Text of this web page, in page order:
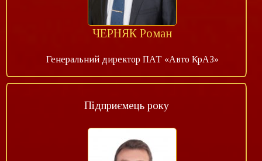
ЧЕРНЯК Роман
Генеральний директор ПАТ «Авто КрАЗ»
Підприємець року